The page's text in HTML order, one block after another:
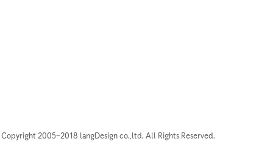
Copyright 2005–2018 langDesign co.,ltd. All Rights Reserved.